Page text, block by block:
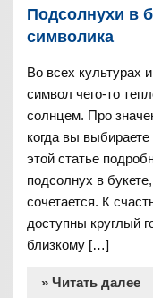
Подсолнухи в
символика
Во всех культурах
символ чего-то
солнцем. Про
когда вы
этой статье
подсолнух в
сочетается. К
доступны круглый
близкому […]
» Читать далее